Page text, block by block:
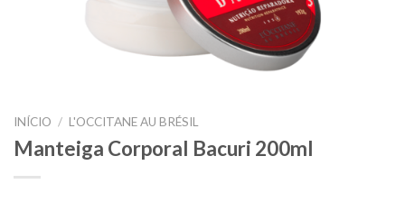
INÍCIO / L'OCCITANE AU BRÉSIL
Manteiga Corporal Bacuri 200ml